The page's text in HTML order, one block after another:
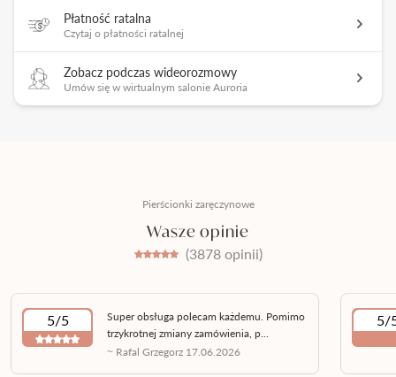
Płatność ratalna
Czytaj o płatności ratalnej
Zobacz podczas wideorozmowy
Umów się w wirtualnym salonie Auroria
Pierścionki zaręczynowe
Wasze opinie
(3878 opinii)
5/5
Super obsługa polecam każdemu. Pomimo
trzykrotnej zmiany zamówienia, p...
~ Rafal Grzegorz 17.06.2026
5/